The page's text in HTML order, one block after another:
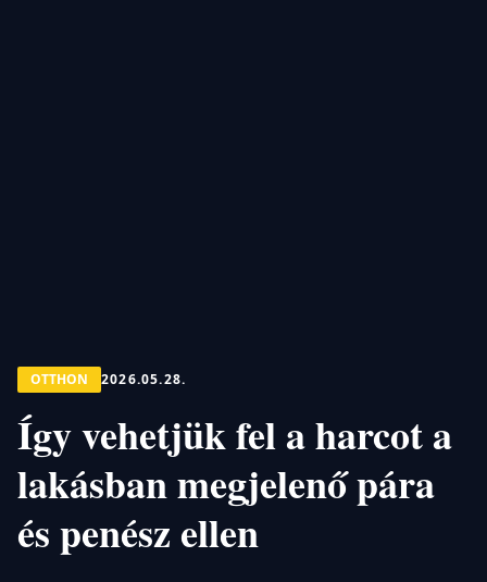
OTTHON 2026.05.28.
Így vehetjük fel a harcot a
lakásban megjelenő pára
és penész ellen